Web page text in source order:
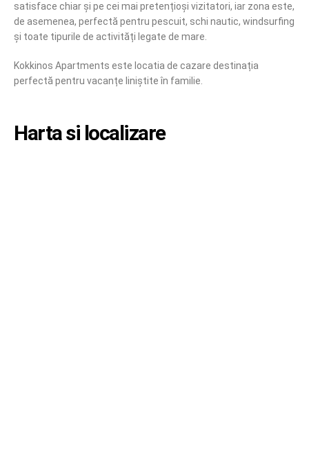
satisface chiar și pe cei mai pretențioși vizitatori, iar zona este,
de asemenea, perfectă pentru pescuit, schi nautic, windsurfing
și toate tipurile de activități legate de mare.
Kokkinos Apartments este locatia de cazare destinația
perfectă pentru vacanțe liniștite în familie.
Harta si localizare